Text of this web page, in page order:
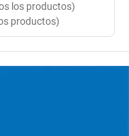
los productos)
productos)